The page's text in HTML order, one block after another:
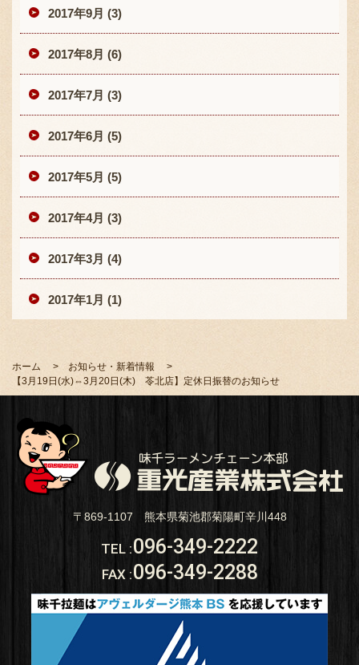
2017年9月 (3)
2017年8月 (6)
2017年7月 (3)
2017年6月 (5)
2017年5月 (5)
2017年4月 (3)
2017年3月 (4)
2017年1月 (1)
ホーム
お知らせ・新着情報
【3月19日(水)⇔3月20日(木) 苓北店】定休日振替のお知らせ
〒869-1107 熊本県菊池郡菊陽町辛川448
TEL :096-349-2222
FAX :096-349-2288